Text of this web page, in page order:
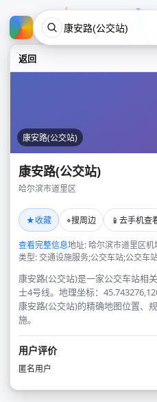
返回
康安路(公交站)
康安路(公交站)
哈尔滨市道里区
★收藏 ⌖搜周边 📱 去手机查
查看完整信息地址: 哈尔滨市道里区
类型: 交通设施服务;公交车站;公交车
康安路(公交站)是一家公交车站相
士4号线。地理坐标：
康安路(公交站)的精确地图位置、
施。
用户评价
匿名用户